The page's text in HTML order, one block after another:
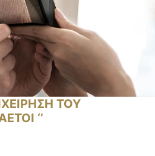
ΤΟΥ
‘’